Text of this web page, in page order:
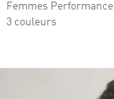
Femmes Performance
3 couleurs